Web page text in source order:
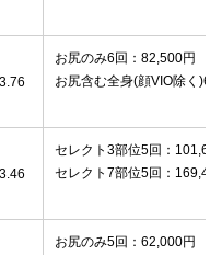
3.76
お尻のみ6回：82,500円
お尻含む全身(顔VIO除く)6
3.46
セレクト3部位5回：
セレクト7部位5回：
お尻のみ5回：62,000円